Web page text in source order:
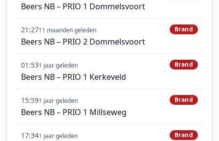
Beers NB – PRIO 1 Dommelsvoort
21:2711 maanden geleden Brand
Beers NB – PRIO 2 Dommelsvoort
01:531 jaar geleden Brand
Beers NB – PRIO 1 Kerkeveld
15:591 jaar geleden Brand
Beers NB – PRIO 1 Millseweg
17:341 jaar geleden Brand